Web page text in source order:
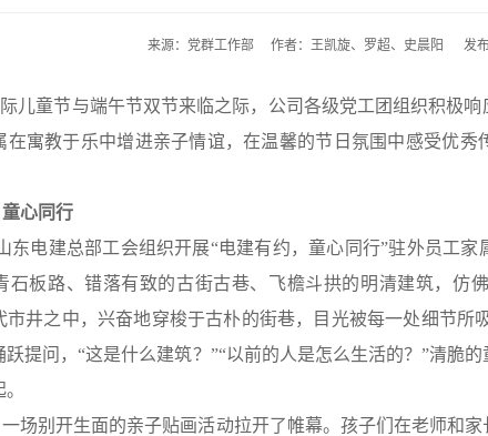
来源：党群工作部 作者：王凯旋、罗超、史晨阳 发布
儿童节与端午节双节来临之际，公司各级党工团组织积极
在寓教于乐中增进亲子情谊，在温馨的节日氛围中感受优
心同行
东电建总部工会组织开展“电建有约，童心同行”驻外员工
石板路、错落有致的古街古巷、飞檐斗拱的明清建筑，仿
市井之中，兴奋地穿梭于古朴的街巷，目光被每一处细节所
提问，“这是什么建筑？”“以前的人是怎么生活的？”清脆
场别开生面的亲子贴画活动拉开了帷幕。孩子们在老师和